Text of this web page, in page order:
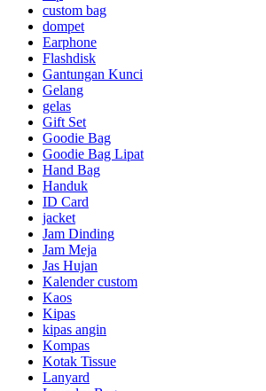
custom bag
dompet
Earphone
Flashdisk
Gantungan Kunci
Gelang
gelas
Gift Set
Goodie Bag
Goodie Bag Lipat
Hand Bag
Handuk
ID Card
jacket
Jam Dinding
Jam Meja
Jas Hujan
Kalender custom
Kaos
Kipas
kipas angin
Kompas
Kotak Tissue
Lanyard